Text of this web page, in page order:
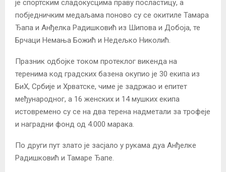
је спортским сладокусцима праву посластицу, а
побједничким медаљама поново су се окитиле Тамара
Ђапа и Анђелка Радишковић из Шипова и Добоја, те
Брчаци Немања Божић и Недељко Николић.
Празник одбојке током протеклог викенда на
теренима код градских базена окупио је 30 екипа из
БиХ, Србије и Хрватске, чиме је задржао и епитет
међународног, а 16 женских и 14 мушких екипа
истовремено су се на два терена надметали за трофеје
и наградни фонд од 4.000 марака.
По други пут злато је засјало у рукама дуа Анђелке
Радишковић и Тамаре Ђапе.